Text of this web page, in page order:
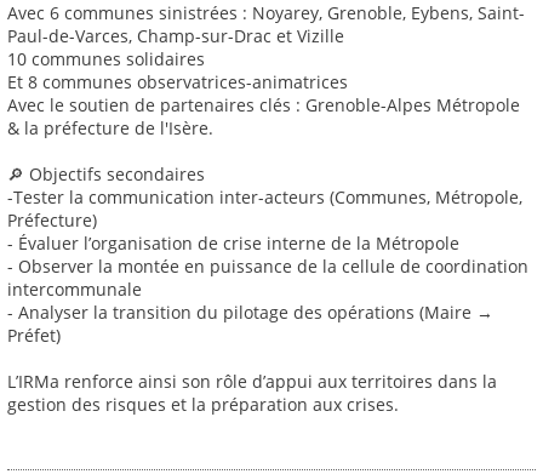
Avec 6 communes sinistrées : Noyarey, Grenoble, Eybens, Saint-
Paul-de-Varces, Champ-sur-Drac et Vizille
10 communes solidaires
Et 8 communes observatrices-animatrices
Avec le soutien de partenaires clés : Grenoble-Alpes Métropole
& la préfecture de l'Isère.
🔎 Objectifs secondaires
-Tester la communication inter-acteurs (Communes, Métropole,
Préfecture)
- Évaluer l’organisation de crise interne de la Métropole
- Observer la montée en puissance de la cellule de coordination
intercommunale
- Analyser la transition du pilotage des opérations (Maire →
Préfet)
L’IRMa renforce ainsi son rôle d’appui aux territoires dans la
gestion des risques et la préparation aux crises.